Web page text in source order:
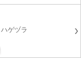
ハゲヅラ